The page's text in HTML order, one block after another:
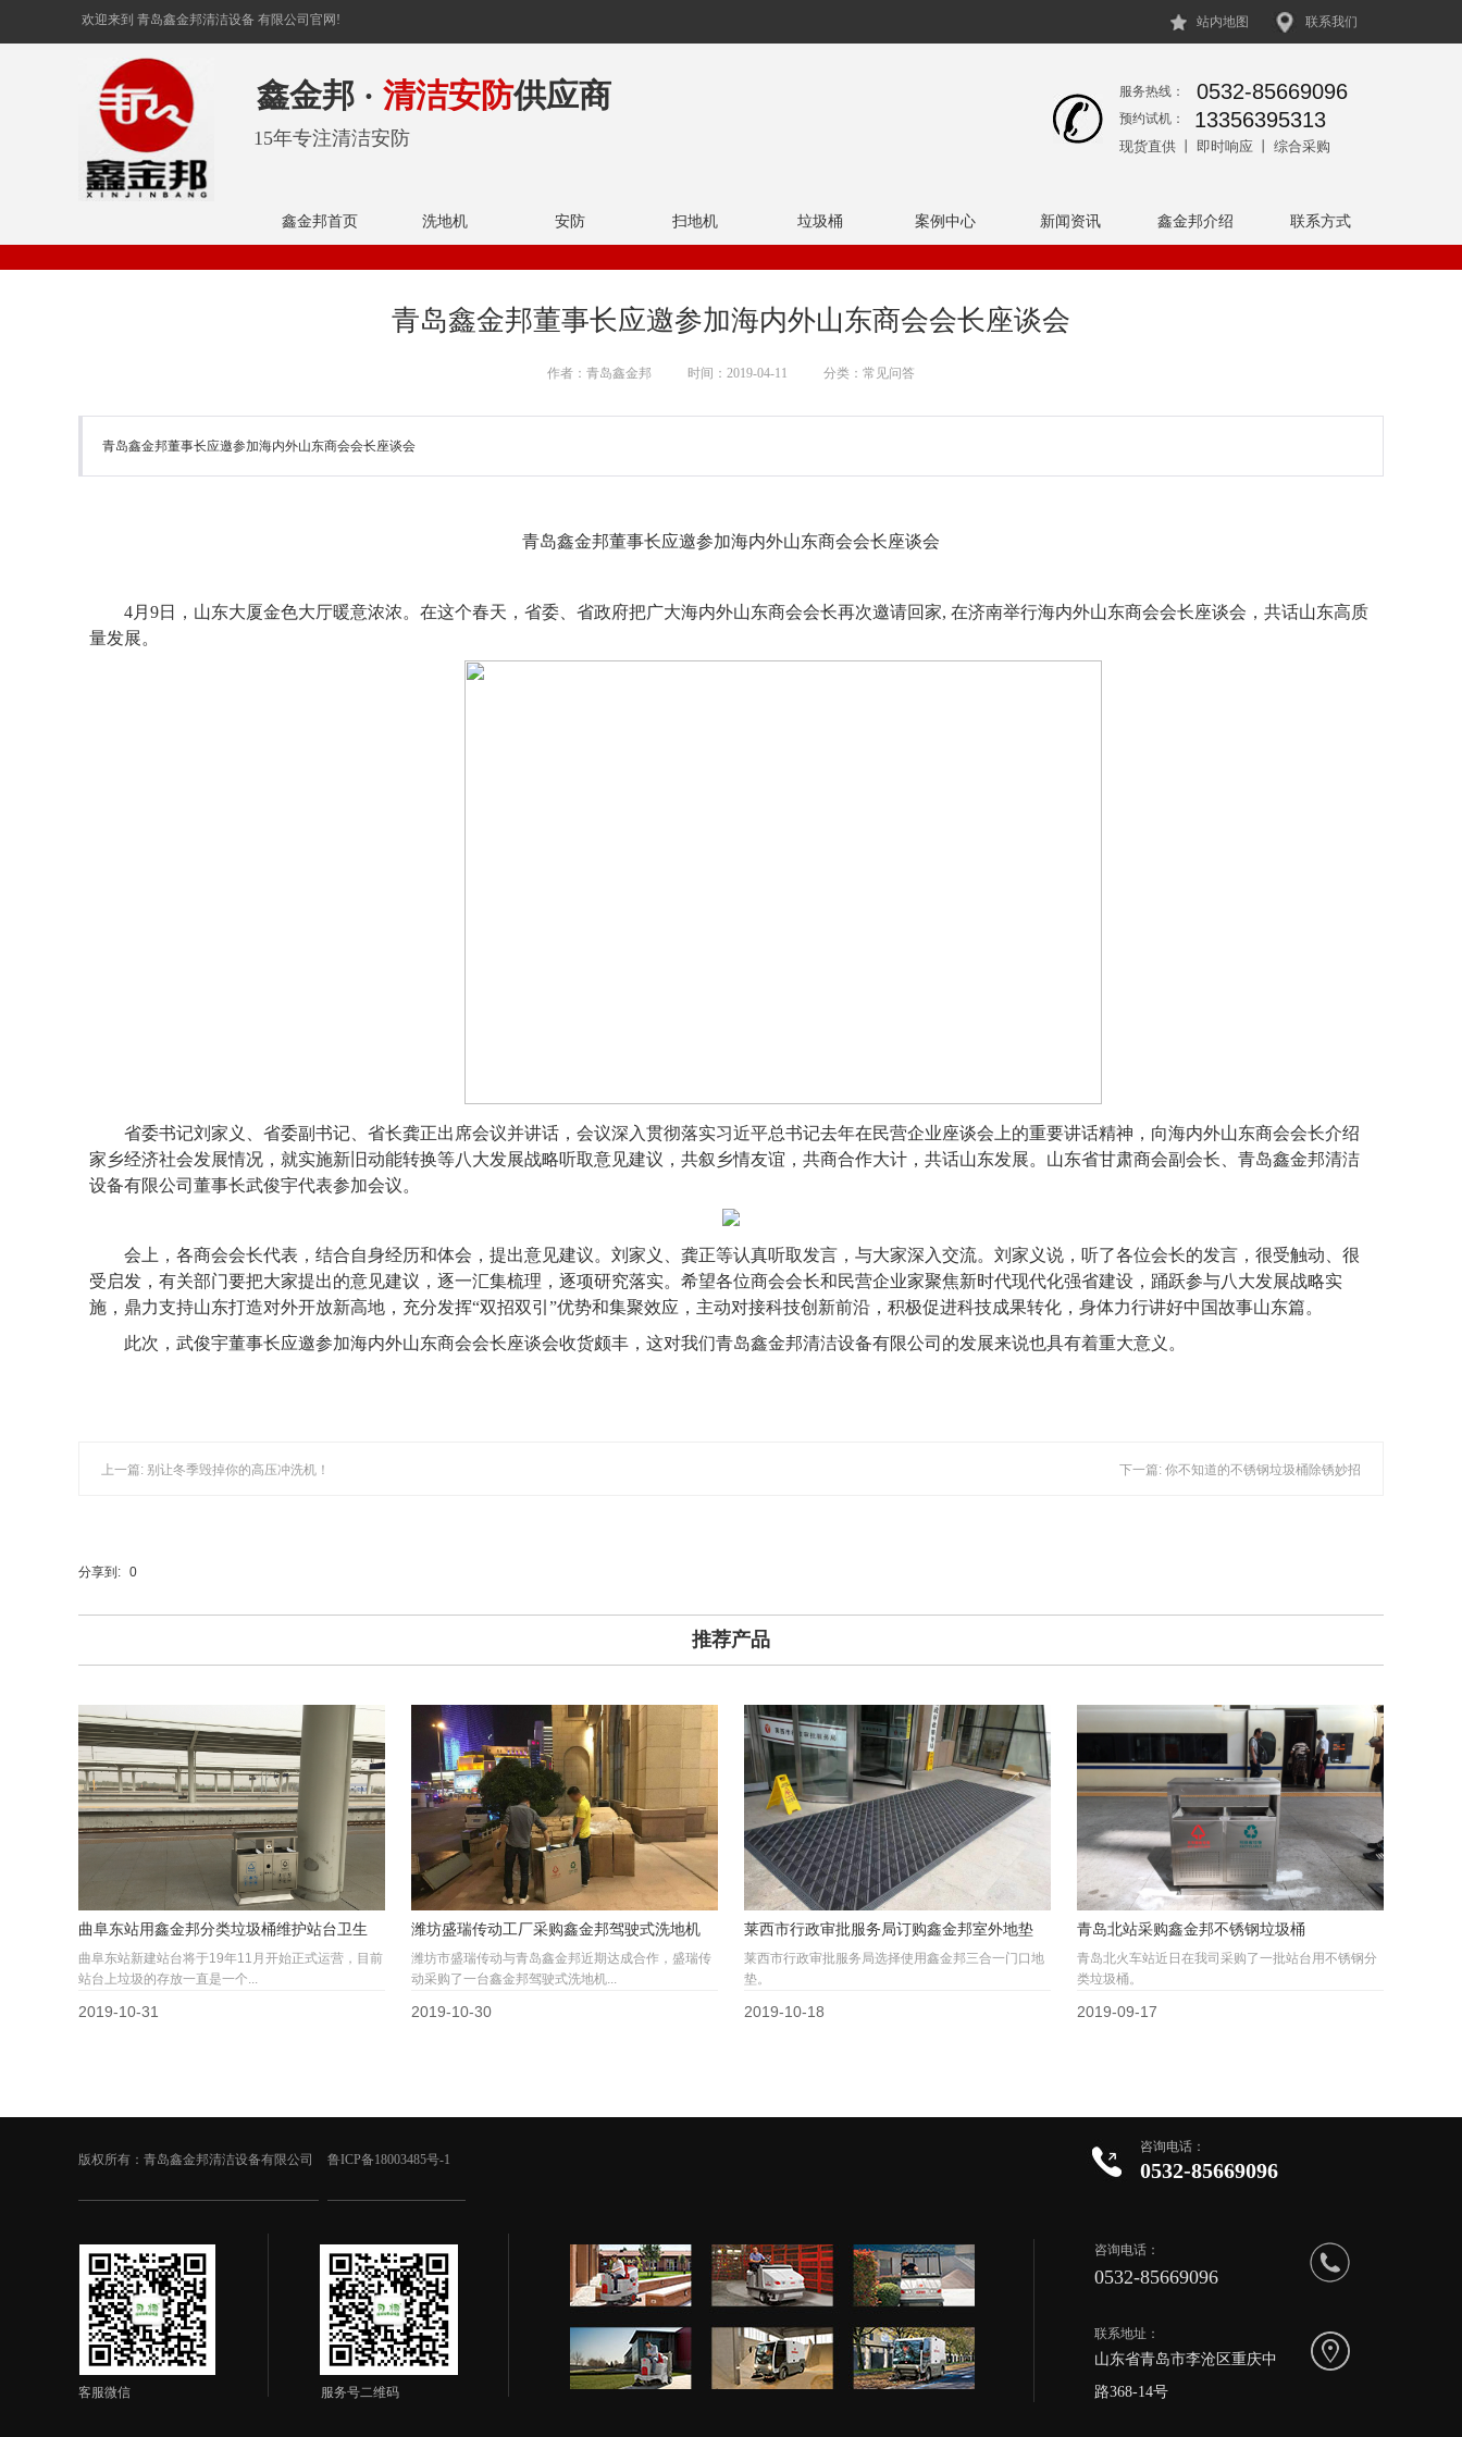
欢迎来到 青岛鑫金邦清洁设备 有限公司官网! 站内地图 联系我们
鑫金邦首页 洗地机 安防 扫地机 垃圾桶 案例中心 新闻资讯 鑫金邦介绍 联系方式
15年专注清洁安防
服务热线： 0532-85669096
预约试机： 13356395313
现货直供 丨 即时响应 丨 综合采购
鑫金邦 · 清洁安防供应商
青岛鑫金邦董事长应邀参加海内外山东商会会长座谈会
作者：青岛鑫金邦 时间：2019-04-11 分类：常见问答
青岛鑫金邦董事长应邀参加海内外山东商会会长座谈会
青岛鑫金邦董事长应邀参加海内外山东商会会长座谈会
4月9日，山东大厦金色大厅暖意浓浓。在这个春天，省委、省政府把广大海内外山东商会会长再次邀请回家, 在济南举行海内外山东商会会长座谈会，共话山东高质
量发展。
省委书记刘家义、省委副书记、省长龚正出席会议并讲话，会议深入贯彻落实习近平总书记去年在民营企业座谈会上的重要讲话精神，向海内外山东商会会长介绍
家乡经济社会发展情况，就实施新旧动能转换等八大发展战略听取意见建议，共叙乡情友谊，共商合作大计，共话山东发展。山东省甘肃商会副会长、青岛鑫金邦清洁
设备有限公司董事长武俊宇代表参加会议。
会上，各商会会长代表，结合自身经历和体会，提出意见建议。刘家义、龚正等认真听取发言，与大家深入交流。刘家义说，听了各位会长的发言，很受触动、很
受启发，有关部门要把大家提出的意见建议，逐一汇集梳理，逐项研究落实。希望各位商会会长和民营企业家聚焦新时代现代化强省建设，踊跃参与八大发展战略实
施，鼎力支持山东打造对外开放新高地，充分发挥“双招双引”优势和集聚效应，主动对接科技创新前沿，积极促进科技成果转化，身体力行讲好中国故事山东篇。
此次，武俊宇董事长应邀参加海内外山东商会会长座谈会收货颇丰，这对我们青岛鑫金邦清洁设备有限公司的发展来说也具有着重大意义 。
上一篇: 别让冬季毁掉你的高压冲洗机！ 下一篇: 你不知道的不锈钢垃圾桶除锈妙招
分享到: 0
推荐产品
曲阜东站用鑫金邦分类垃圾桶维护站台卫生
曲阜东站新建站台将于19年11月开始正式运营，目前
站台上垃圾的存放一直是一个...
2019-10-31
潍坊盛瑞传动工厂采购鑫金邦驾驶式洗地机
潍坊市盛瑞传动与青岛鑫金邦近期达成合作，盛瑞传
动采购了一台鑫金邦驾驶式洗地机...
2019-10-30
莱西市行政审批服务局订购鑫金邦室外地垫
莱西市行政审批服务局选择使用鑫金邦三合一门口地
垫。
2019-10-18
青岛北站采购鑫金邦不锈钢垃圾桶
青岛北火车站近日在我司采购了一批站台用不锈钢分
类垃圾桶。
2019-09-17
咨询电话：
版权所有：青岛鑫金邦清洁设备有限公司
0532-85669096
联系地址：
山东省青岛市李沧区重庆中
路368-14号
客服微信 服务号二维码
咨询电话：
0532-85669096
鲁ICP备18003485号-1